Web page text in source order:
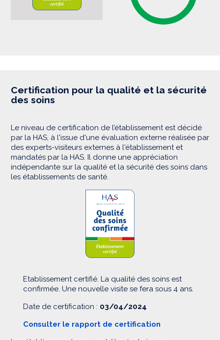
Certification pour la qualité et la sécurité
des soins
Le niveau de certification de l’établissement est décidé
par la HAS, à l'issue d'une évaluation externe réalisée par
des experts-visiteurs externes à l'établissement et
mandatés par la HAS. Il donne une appréciation
indépendante sur la qualité et la sécurité des soins dans
les établissements de santé.
Etablissement certifié. La qualité des soins est
confirmée. Une nouvelle visite se fera sous 4 ans.
Date de certification : 03/04/2024
Consulter le rapport de certification